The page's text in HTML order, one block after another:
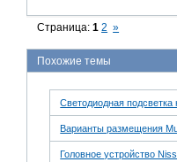
Страница:1 2 »
Похожие темы
Светодиодная подсветка
Варианты размещения
Головное устройство